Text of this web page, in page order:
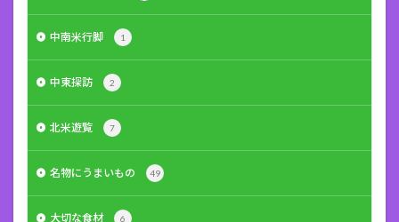
中南米行脚 1
中東探訪 2
北米遊覧 7
名物にうまいもの 49
大切な食材 6